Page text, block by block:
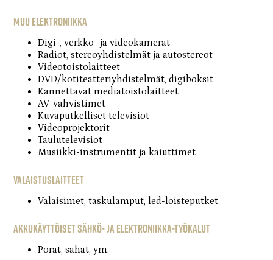
Muu elektroniikka
Digi-, verkko- ja videokamerat
Radiot, stereoyhdistelmät ja autostereot
Videotoistolaitteet
DVD/kotiteatteriyhdistelmät, digiboksit
Kannettavat mediatoistolaitteet
AV-vahvistimet
Kuvaputkelliset televisiot
Videoprojektorit
Taulutelevisiot
Musiikki-instrumentit ja kaiuttimet
Valaistuslaitteet
Valaisimet, taskulamput, led-loisteputket
Akkukäyttöiset sähkö- ja elektroniikka-työkalut
Porat, sahat, ym.